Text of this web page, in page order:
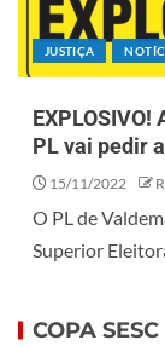
JUSTIÇA
PL vai pedir
15/11/2022
O PL de
Superior
COPA SESC